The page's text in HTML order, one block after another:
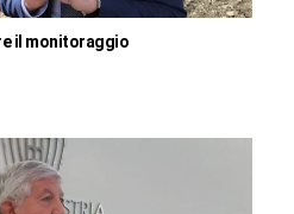
il monitoraggio